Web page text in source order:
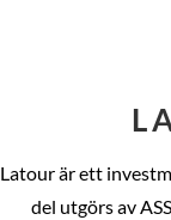
Latour är ett
del utgörs av